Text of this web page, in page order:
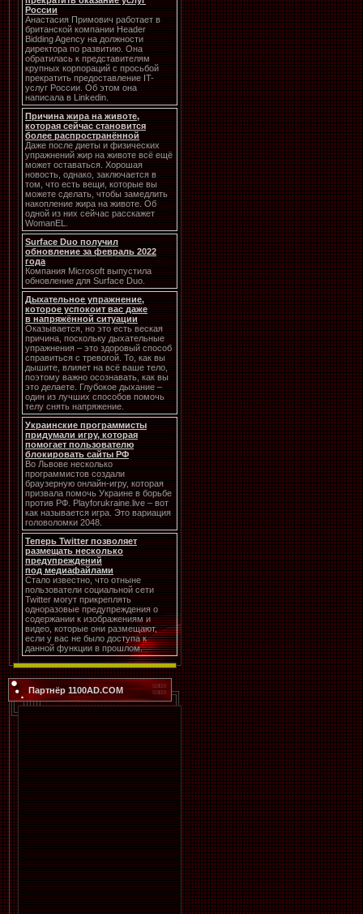
России
Анастасия Примович работает в
британской компании Header
Bidding Agency на должности
директора по развитию. Она
обратилась к представителям
крупных корпораций с просьбой
прекратить предоставление IT-
услуг России. Об этом она
написала в Linkedin.
Причина жира на животе,
которая сейчас становится
более распространённой
Даже после диеты и физических
упражнений жир на животе всё ещё
может оставаться. Хорошая
новость, однако, заключается в
том, что есть вещи, которые вы
можете сделать, чтобы замедлить
накопление жира на животе. Об
одной из них сейчас расскажет
WomanEL.
Surface Duo получил
обновление за февраль 2022
года
Компания Microsoft выпустила
обновление для Surface Duo.
Дыхательное упражнение,
которое успокоит вас даже
в напряжённой ситуации
Оказывается, но это есть веская
причина, поскольку дыхательные
упражнения – это здоровый способ
справиться с тревогой. То, как вы
дышите, влияет на всё ваше тело,
поэтому важно осознавать, как вы
это делаете. Глубокое дыхание –
один из лучших способов помочь
телу снять напряжение.
Украинские программисты
придумали игру, которая
помогает пользователю
блокировать сайты РФ
Во Львове несколько
программистов создали
браузерную онлайн-игру, которая
призвала помочь Украине в борьбе
против РФ. Playforukraine.live – вот
как называется игра. Это вариация
головоломки 2048.
Теперь Twitter позволяет
размещать несколько
предупреждений
под медиафайлами
Стало известно, что отныне
пользователи социальной сети
Twitter могут прикреплять
одноразовые предупреждения о
содержании к изображениям и
видео, которые они размещают,
если у вас не было доступа к
данной функции в прошлом.
Партнёр 1100AD.COM